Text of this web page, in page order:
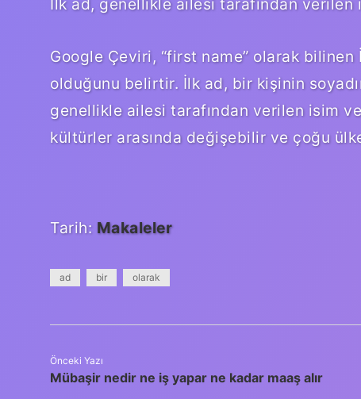
Google Çeviri, “first name” olarak bilinen
olduğunu belirtir. İlk ad, bir kişinin
genellikle ailesi tarafından verilen isim
kültürler arasında değişebilir ve çoğu
Tarih: Makaleler
ad bir olarak
Önceki Yazı
Mübaşir nedir ne iş yapar ne kadar maaş alır